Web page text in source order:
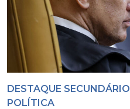
DESTAQUE SECUNDÁRIO
POLÍTICA